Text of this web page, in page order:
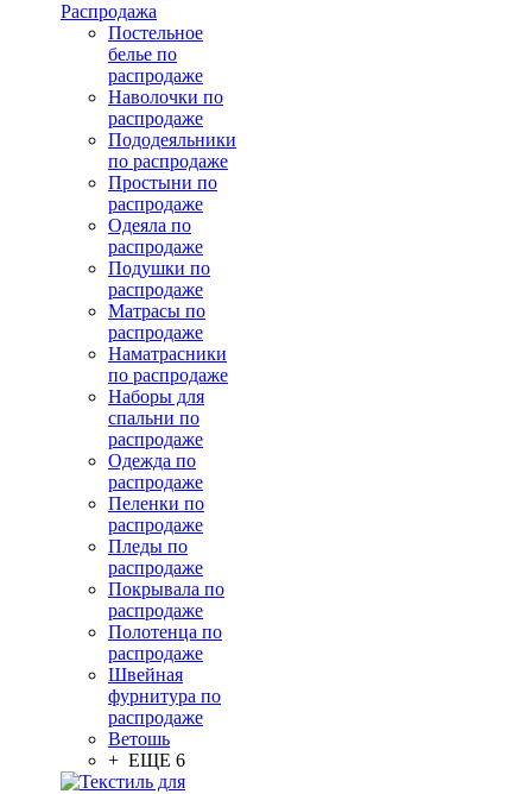
Распродажа
Постельное
белье по
распродаже
Наволочки по
распродаже
Пододеяльники
по распродаже
Простыни по
распродаже
Одеяла по
распродаже
Подушки по
распродаже
Матрасы по
распродаже
Наматрасники
по распродаже
Наборы для
спальни по
распродаже
Одежда по
распродаже
Пеленки по
распродаже
Пледы по
распродаже
Покрывала по
распродаже
Полотенца по
распродаже
Швейная
фурнитура по
распродаже
Ветошь
+ ЕЩЕ 6